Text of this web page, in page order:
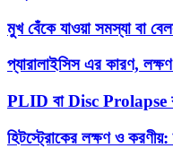
মুখ বেঁকে যাওয়া সমস্যা বা
প্যারালাইসিস এর কারণ,
PLID বা Disc Prolapse
হিটস্ট্রোকের লক্ষণ ও